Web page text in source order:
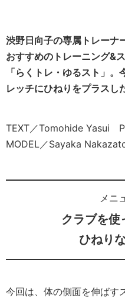
渋野日向子の専属トレーナ
おすすめのトレーニング&
「らくトレ・ゆるスト」
レッチにひねりをプラスし
TEXT／Tomohide Yasui
MODEL／Sayaka
メニ
クラブを使
ひねり
今回は、体の側面を伸ばす